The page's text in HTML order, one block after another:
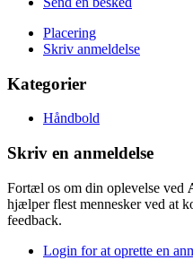
Placering
Skriv anmeldelse
Kategorier
Håndbold
Skriv en anmeldelse
Fortæl os om din oplevelse ved
hjælper flest mennesker ved at
feedback.
Login for at oprette en